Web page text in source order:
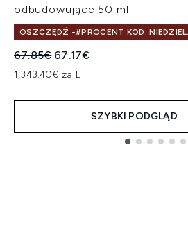
odbudowujące 50 ml
OSZCZĘDŹ -#PROCENT KOD:
Sugerowana cena detaliczna:
67.85€ Aktualna cena:
67.17€
1,343.40€ za L
SZYBKI PODGLĄD